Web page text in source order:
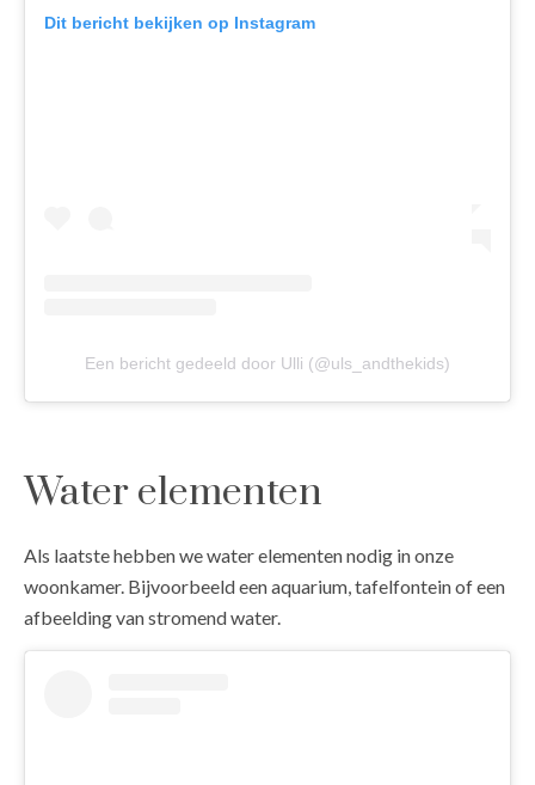
Dit bericht bekijken op Instagram
Een bericht gedeeld door Ulli (@uls_andthekids)
Water elementen
Als laatste hebben we water elementen nodig in onze
woonkamer. Bijvoorbeeld een aquarium, tafelfontein of een
afbeelding van stromend water.